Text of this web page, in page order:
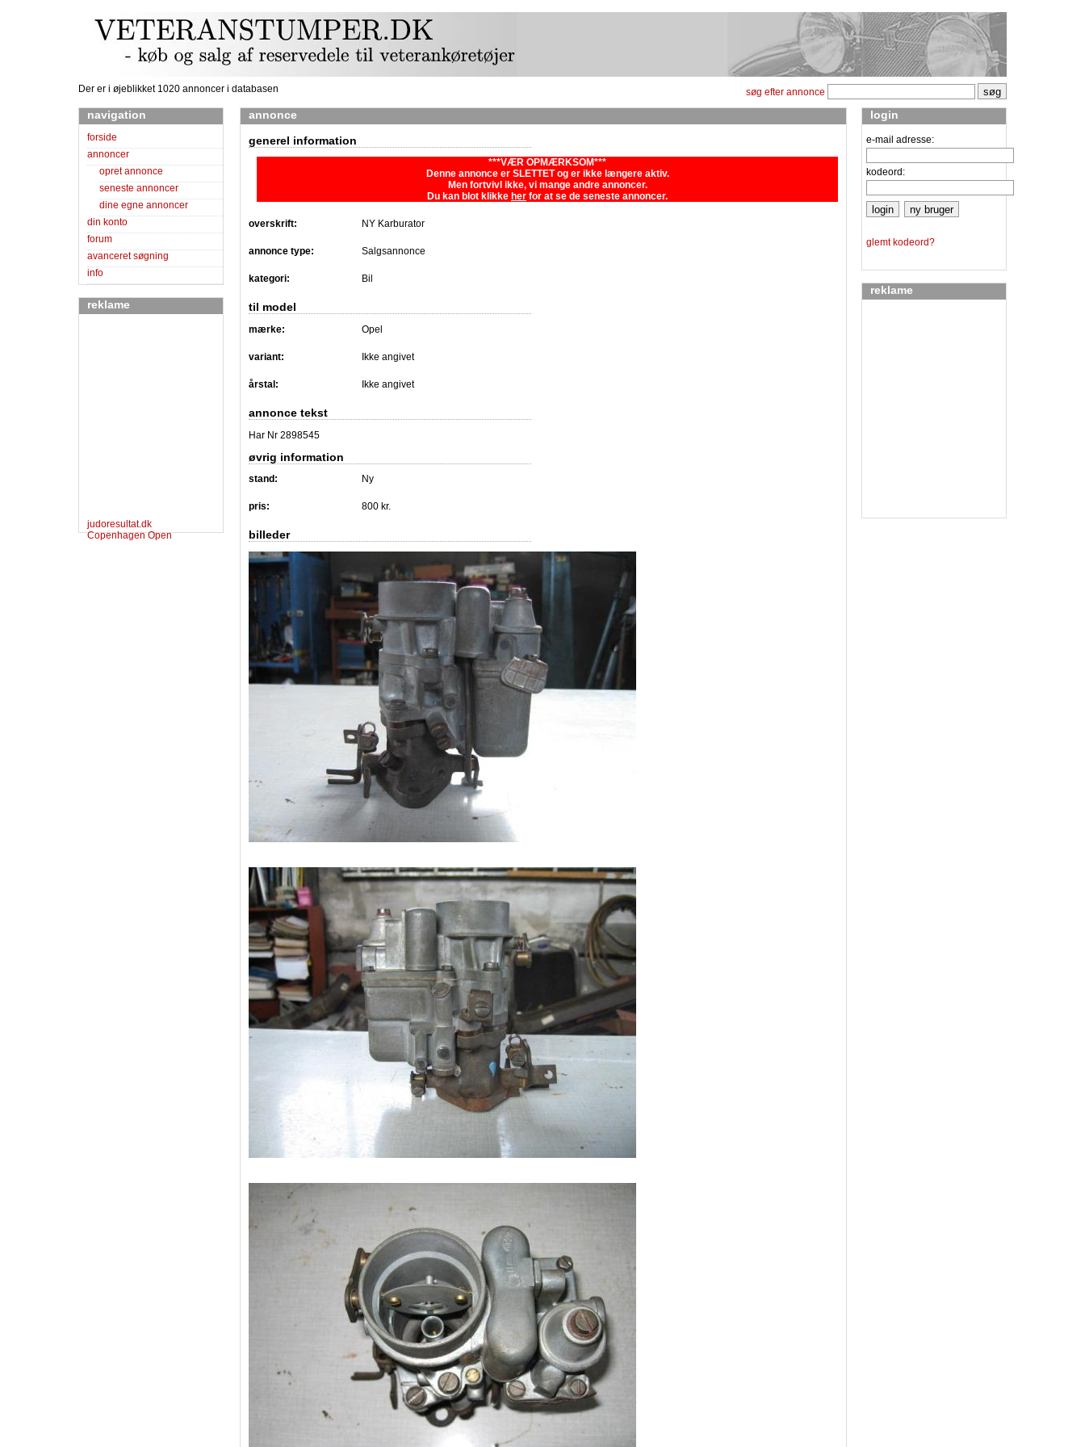
Der er i øjeblikket 1020 annoncer i databasen søg efter annonce
navigation
forside
annoncer
opret annonce
seneste annoncer
dine egne annoncer
din konto
forum
avanceret søgning
info
reklame
judoresultat.dk
Copenhagen Open
login
e-mail adresse:
kodeord:
glemt kodeord?
reklame
annonce
generel information
***VÆR OPMÆRKSOM***
Denne annonce er SLETTET og er ikke længere aktiv.
Men fortvivl ikke, vi mange andre annoncer.
Du kan blot klikke her for at se de seneste annoncer.
overskrift: NY Karburator
annonce type: Salgsannonce
kategori: Bil
til model
mærke: Opel
variant: Ikke angivet
årstal: Ikke angivet
annonce tekst
Har Nr 2898545
øvrig information
stand: Ny
pris: 800 kr.
billeder